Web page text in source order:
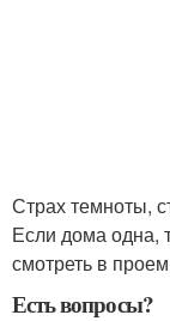
Страх темноты,
Если дома одна,
смотреть в
Есть вопросы?